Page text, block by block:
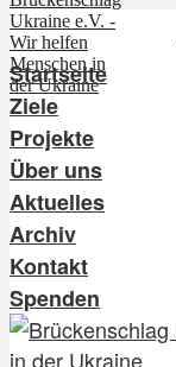
Startseite
Ziele
Projekte
Über uns
Aktuelles
Archiv
Kontakt
Spenden